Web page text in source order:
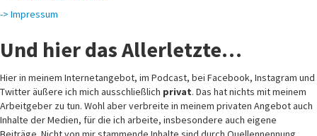
-> Impressum
Und hier das Allerletzte…
Hier in meinem Internetangebot, im Podcast, bei Facebook, Instagram und
Twitter äußere ich mich ausschließlich privat. Das hat nichts mit meinem
Arbeitgeber zu tun. Wohl aber verbreite in meinem privaten Angebot auch
Inhalte der Medien, für die ich arbeite, insbesondere auch eigene